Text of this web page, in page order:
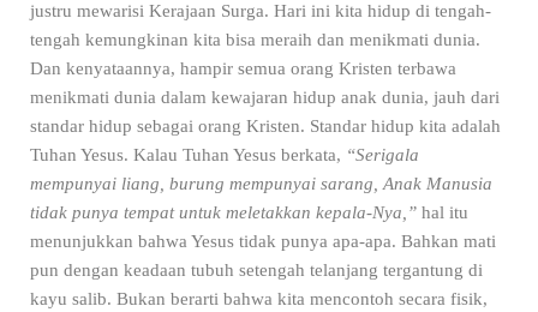
justru mewarisi Kerajaan Surga. Hari ini kita hidup di tengah-
tengah kemungkinan kita bisa meraih dan menikmati dunia.
Dan kenyataannya, hampir semua orang Kristen terbawa
menikmati dunia dalam kewajaran hidup anak dunia, jauh dari
standar hidup sebagai orang Kristen. Standar hidup kita adalah
Tuhan Yesus. Kalau Tuhan Yesus berkata, “Serigala
mempunyai liang, burung mempunyai sarang, Anak Manusia
tidak punya tempat untuk meletakkan kepala-Nya,” hal itu
menunjukkan bahwa Yesus tidak punya apa-apa. Bahkan mati
pun dengan keadaan tubuh setengah telanjang tergantung di
kayu salib. Bukan berarti bahwa kita mencontoh secara fisik,